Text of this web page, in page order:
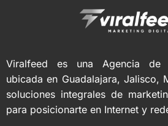
Viralfeed es una Agencia de
ubicada en Guadalajara, Jalisco,
soluciones integrales de
para posicionarte en Internet y